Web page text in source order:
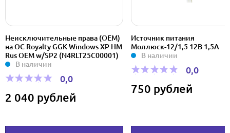
Неисключительные права (OEM)
на ОС Royalty GGK Windows XP HM
Rus OEM w/SP2 (N4RLT25C00001)
В наличии
0,0
2 040 рублей
Источник питания
Моллюск-12/1,5 12В 1,5А
В наличии
0,0
750 рублей